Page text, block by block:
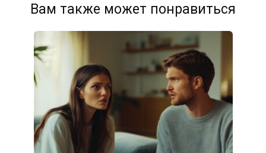
Вам также может понравиться